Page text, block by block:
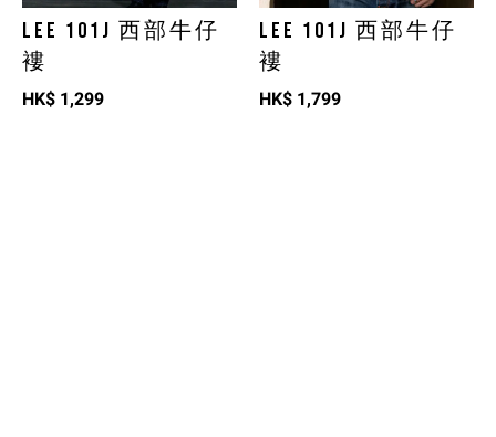
LEE 101J 西部牛仔
褸
HK$ 1,299
LEE 101J 西部牛仔
褸
HK$ 1,799